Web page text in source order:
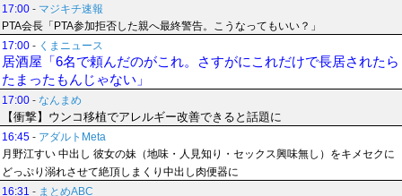
17:00 - マジキチ速報
PTA会長「PTA参加拒否した親へ最終警告。こうなってもいい？」
17:00 - くまニュース
居酒屋「6名で頼んだのがこれ。さすがにこれだけで長居されたら
たまったもんじゃない」
17:00 - なんまめ
【衝撃】ウンコ移植でアレルギー改善できると話題に
16:45 - アダルトMeta
月野江すい 中出し 彼女の妹（地味・人見知り・セックス興味無し）をキメセクに
どっぷり溺れさせて絶頂しまくり中出し肉便器に
16:31 - まとめABC